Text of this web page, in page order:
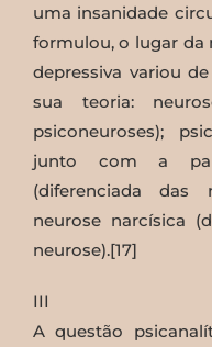
uma insanidade
formulou, o lugar da
depressiva variou
sua teoria:
psiconeuroses);
junto com a
(diferenciada das
neurose narcísica
neurose).[17]
III
A questão